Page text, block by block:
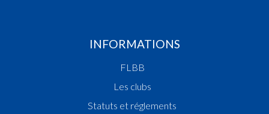
INFORMATIONS
FLBB
Les clubs
Statuts et réglements